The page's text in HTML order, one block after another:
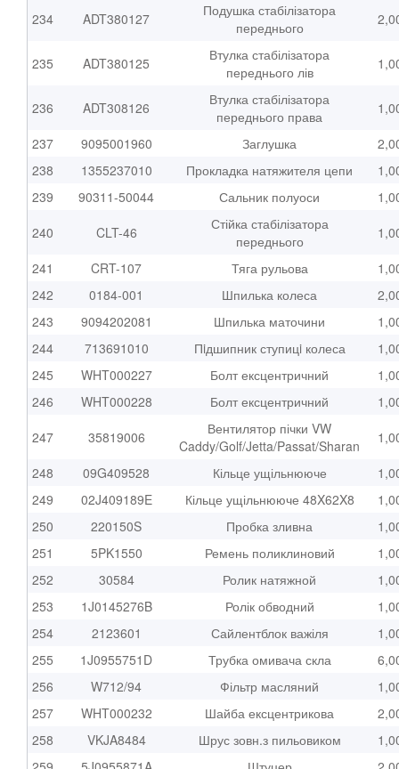
234
ADT380127
Подушка стабілізатора
переднього
235 ADT380125
Втулка стабілізатора
переднього лів
236 ADT308126
Втулка стабілізатора
переднього права
237
9095001960 Заглушка
238
1355237010 Прокладка натяжителя цепи
239
90311-50044 Сальник полуоси
240
CLT-46
Стійка стабілізатора
переднього
241
CRT-107 Тяга рульова
242
0184-001 Шпилька колеса
243
9094202081 Шпилька маточини
244
713691010 Пiдшипник ступицi колеса
245
WHT000227 Болт ексцентричний
246
WHT000228 Болт ексцентричний
247
35819006
Вентилятор пічки VW
Caddy/Golf/Jetta/Passat/Sharan
248
09G409528 Кільце ущільнююче
249
02J409189E Кільце ущільнююче 48X62X8
250
220150S Пробка зливна
251
5PK1550 Ремень поликлиновий
252
30584 Ролик натяжной
253
1J0145276B Ролік обводний
254
2123601 Сайлентблок важіля
255
1J0955751D Трубка омивача скла
256
W712/94 Фільтр масляний
257
WHT000232 Шайба ексцентрикова
258
VKJA8484 Шрус зовн.з пильовиком